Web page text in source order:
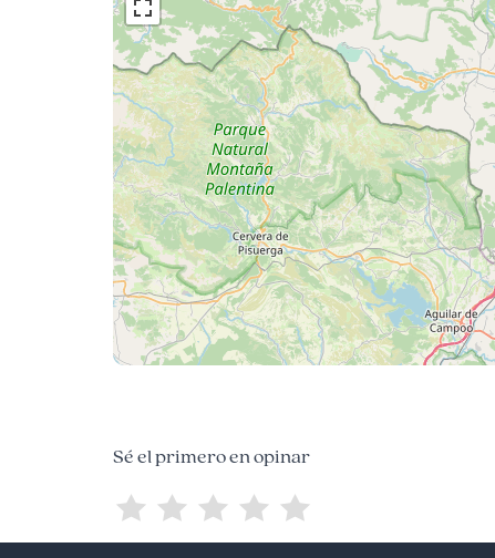
Sé el primero en opinar